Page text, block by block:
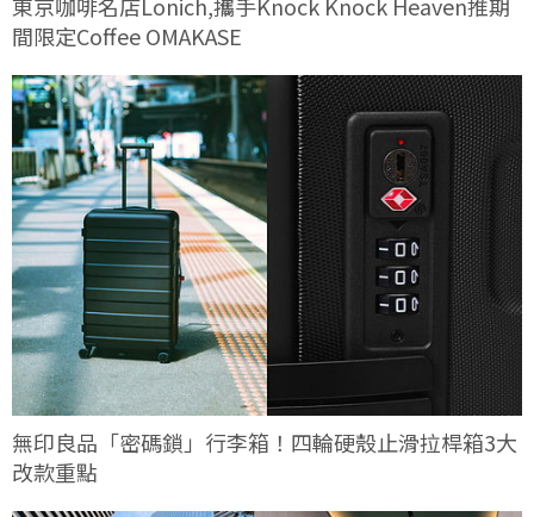
間限定Coffee OMAKASE
無印良品「密碼鎖」行李箱！四輪硬殼止滑拉桿箱3大
改款重點